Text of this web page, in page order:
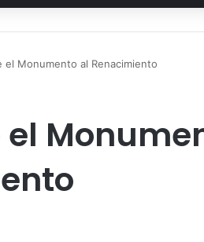
el Monumento al Renacimiento
el